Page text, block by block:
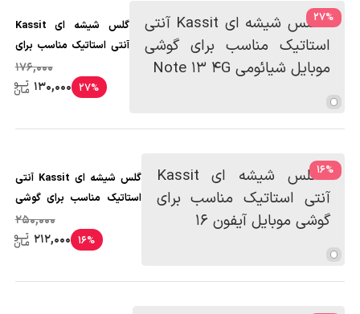
%
27
گلس شیشه ای Kassit
آنتی استاتیک مناسب برای
گوشی موبایل شیائومی
Note 13 4G
176,000
27%
130,000
%
16
گلس شیشه ای Kassit آنتی
استاتیک مناسب برای گوشی
250,000
16%
212,000